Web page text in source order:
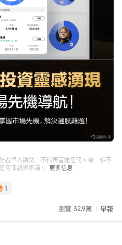
者個人觀點，不代表富途任何立場，亦不
何保證與承諾。
更多信息
1
瀏覽 32.9萬 舉報